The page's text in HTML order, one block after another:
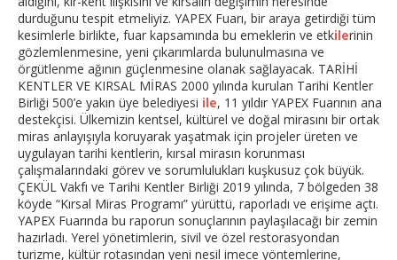
durduğunu tespit etmeliyiz. YAPEX Fuarı, bir araya getirdiği tüm
kesimlerle birlikte, fuar kapsamında bu emeklerin ve etkilerinin
gözlemlenmesine, yeni çıkarımlarda bulunulmasına ve
örgütlenme ağının güçlenmesine olanak sağlayacak. TARİHİ
KENTLER VE KIRSAL MİRAS 2000 yılında kurulan Tarihi Kentler
Birliği 500’e yakın üye belediyesi ile, 11 yıldır YAPEX Fuarının ana
destekçisi. Ülkemizin kentsel, kültürel ve doğal mirasını bir ortak
miras anlayışıyla koruyarak yaşatmak için projeler üreten ve
uygulayan tarihi kentlerin, kırsal mirasın korunması
çalışmalarındaki görev ve sorumlulukları kuşkusuz çok büyük.
ÇEKÜL Vakfı ve Tarihi Kentler Birliği 2019 yılında, 7 bölgeden 38
köyde “Kırsal Miras Programı” yürüttü, raporladı ve erişime açtı.
YAPEX Fuarında bu raporun sonuçlarının paylaşılacağı bir zemin
hazırladı. Yerel yönetimlerin, sivil ve özel restorasyondan
turizme, kültür rotasından yeni nesil imece yöntemlerine,